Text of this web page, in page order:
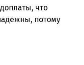
что
потому